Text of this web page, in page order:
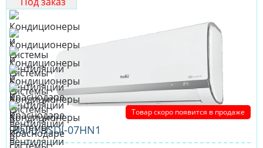
Товар скоро появится в продаже
Ballu BSDI-07HN1